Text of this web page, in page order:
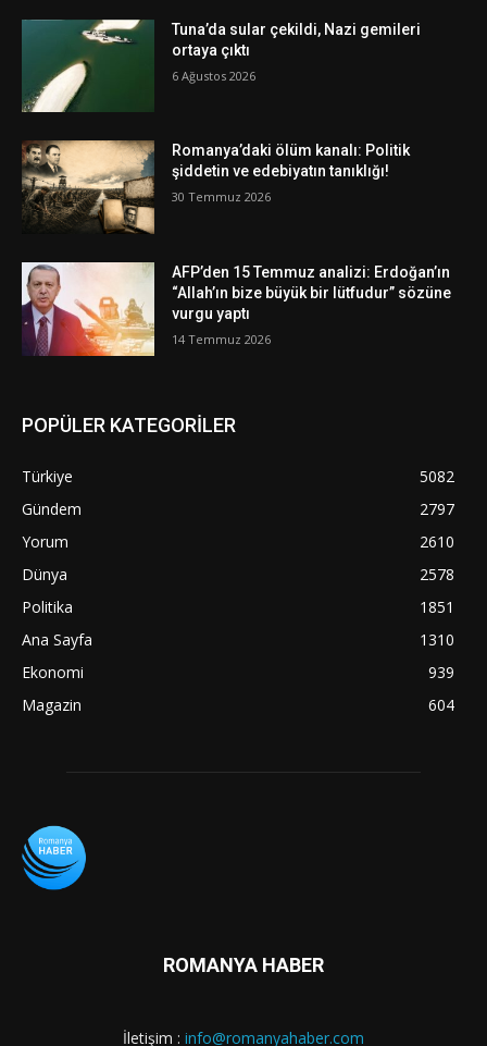
Tuna’da sular çekildi, Nazi gemileri
ortaya çıktı
6 Ağustos 2026
Romanya’daki ölüm kanalı: Politik
şiddetin ve edebiyatın tanıklığı!
30 Temmuz 2026
AFP’den 15 Temmuz analizi: Erdoğan’ın
“Allah’ın bize büyük bir lütfudur” sözüne
vurgu yaptı
14 Temmuz 2026
POPÜLER KATEGORİLER
Türkiye
5082
Gündem
2797
Yorum
2610
Dünya
2578
Politika
1851
Ana Sayfa
1310
Ekonomi
939
Magazin
604
ROMANYA HABER
İletişim : info@romanyahaber.com